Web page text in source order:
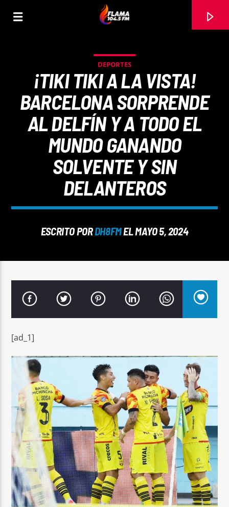
TÍTULO
Señal FM
DEPORTES
¡TIKI TIKI A LA VISTA!
BARCELONA SORPRENDE
AL DELFÍN Y A TODO EL
MUNDO GANANDO
SOLVENTE Y SIN
DELANTEROS
ESCRITO PORDH8FMEL MAYO 5, 2024
[ad_1]